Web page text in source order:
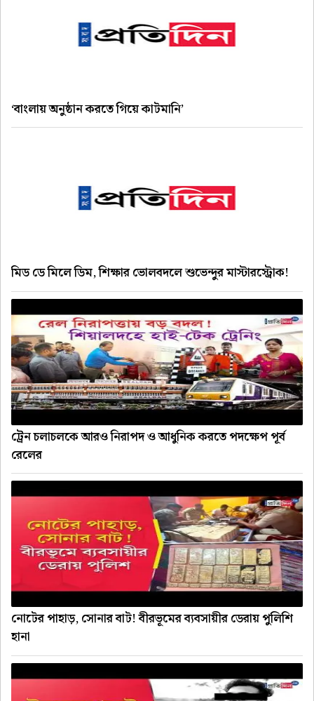
‘বাংলায় অনুষ্ঠান করতে গিয়ে কাটমানি’
মিড ডে মিলে ডিম, শিক্ষার ভোলবদলে শুভেন্দুর মাস্টারস্ট্রোক!
ট্রেন চলাচলকে আরও নিরাপদ ও আধুনিক করতে পদক্ষেপ পূর্ব
রেলের
নোটের পাহাড়, সোনার বাট! বীরভূমের ব্যবসায়ীর ডেরায় পুলিশি
হানা